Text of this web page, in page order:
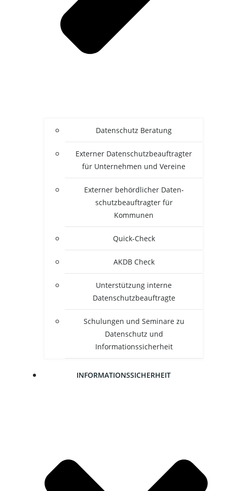
Daten­schutz Beratung
Exter­ner Daten­schutz­be­auf­trag­ter
für Unter­neh­men und Vereine
Exter­ner behörd­li­cher Daten­
schutz­be­auf­trag­ter für
Kommunen
Quick-Check
AKDB Check
Unter­stüt­zung inter­ne
Datenschutzbeauftragte
Schu­lun­gen und Semi­na­re zu
Daten­schutz und
Informationssicherheit
INFOR­MA­TI­ONS­SI­CHER­HEIT